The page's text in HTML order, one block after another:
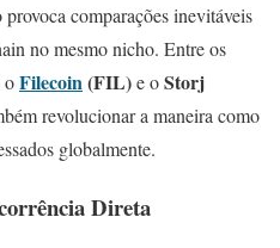
comparações inevitáveis
no mesmo nicho. Entre os
oFilecoin(FIL)e oStorj
revolucionar a maneira como
globalmente.
Direta